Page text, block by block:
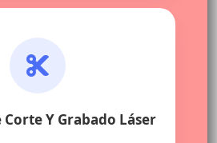
Corte Y Grabado Láser